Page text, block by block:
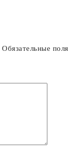
Обязательные поля